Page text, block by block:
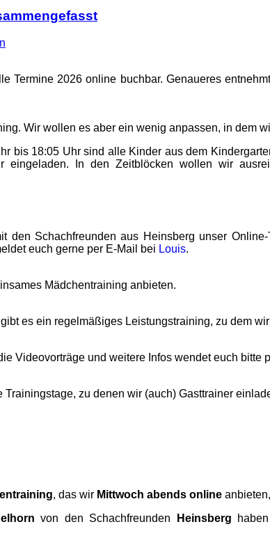
Termine 2026 online buchbar. Genaueres
Wir wollen es aber ein wenig anpassen, in dem
bis 18:05 Uhr sind alle Kinder aus dem
In den Zeitblöcken wollen wir
Schachfreunden aus Heinsberg unser
euch gerne per E-Mail bei Louis.
Mädchentraining anbieten.
es ein regelmäßiges Leistungstraining, zu dem
Videovorträge und weitere Infos wendet euch bitte
zu denen wir (auch) Gasttrainer
, das wir Mittwoch abends online anbieten,
von den Schachfreunden Heinsberg